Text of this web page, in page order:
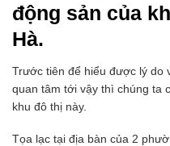
động sản của
Hà.
Trước tiên để hiểu được lý do
quan tâm tới vậy thì chúng ta
khu đô thị này.
Tọa lạc tại địa bàn của 2